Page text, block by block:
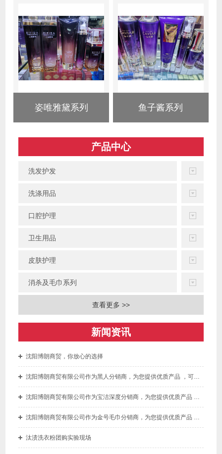
姿唯雅黛系列 鱼子酱系列
产品中心
洗发护发
洗涤用品
口腔护理
卫生用品
皮肤护理
消杀及毛巾系列
查看更多 >>
新闻资讯
沈阳博朗商贸，你放心的选择
沈阳博朗商贸有限公司作为黑人分销商，为您提供优质产品 ，可为您开增值税专用发票
沈阳博朗商贸有限公司作为宝洁深度分销商，为您提供优质产品 ，可为您开增值税专用发票
沈阳博朗商贸有限公司作为金号毛巾分销商，为您提供优质产品 ，可为您开增值税专用发票。
汰渍洗衣粉团购实验现场